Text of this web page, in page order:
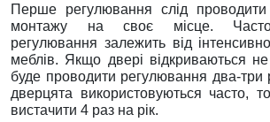
Перше регулювання слід проводити
монтажу на своє місце.
регулювання залежить від
меблів. Якщо двері відкриваються
буде проводити регулювання два-три
дверцята використовуються часто,
вистачити 4 раз на рік.